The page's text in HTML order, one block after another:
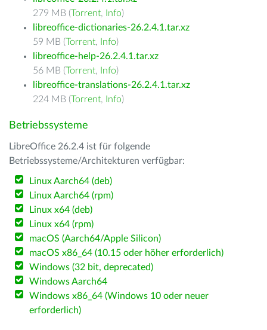
279 MB (Torrent, Info)
libreoffice-dictionaries-26.2.4.1.tar.xz
59 MB (Torrent, Info)
libreoffice-help-26.2.4.1.tar.xz
56 MB (Torrent, Info)
libreoffice-translations-26.2.4.1.tar.xz
224 MB (Torrent, Info)
Betriebssysteme
LibreOffice 26.2.4 ist für folgende
Betriebssysteme/Architekturen verfügbar:
Linux Aarch64 (deb)
Linux Aarch64 (rpm)
Linux x64 (deb)
Linux x64 (rpm)
macOS (Aarch64/Apple Silicon)
macOS x86_64 (10.15 oder höher erforderlich)
Windows (32 bit, deprecated)
Windows Aarch64
Windows x86_64 (Windows 10 oder neuer
erforderlich)